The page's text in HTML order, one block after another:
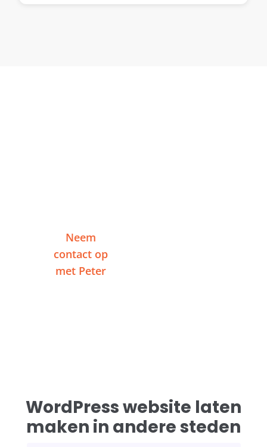
Neem
contact op
met Peter
WordPress website laten
maken in andere steden